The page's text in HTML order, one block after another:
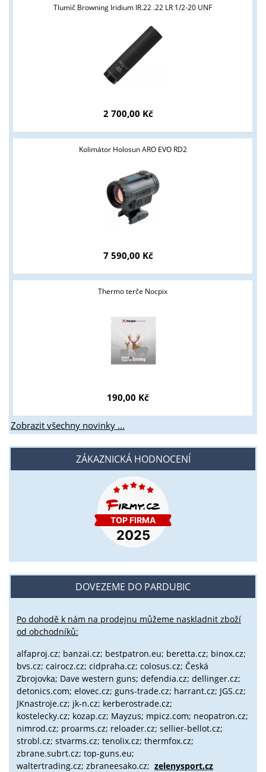
Tlumič Browning Iridium IR.22 .22 LR 1/2-20 UNF
2 700,00 Kč
Kolimátor Holosun ARO EVO RD2
7 590,00 Kč
Thermo terče Nocpix
190,00 Kč
Zobrazit všechny novinky ...
ZÁKAZNICKÁ HODNOCENÍ
DOVEZEME DO PARDUBIC
Po dohodě k nám na prodejnu můžeme naskladnit zboží
od obchodníků:
alfaproj.cz; banzai.cz; bestpatron.eu; beretta.cz; binox.cz;
bvs.cz; cairocz.cz; cidpraha.cz; colosus.cz; Česká
Zbrojovka; Dave western guns; defendia.cz; dellinger.cz;
detonics.com; elovec.cz; guns-trade.cz; harrant.cz; JGS.cz;
JKnastroje.cz; jk-n.cz; kerberostrade.cz;
kostelecky.cz; kozap.cz; Mayzus; mpicz.com; neopatron.cz;
nimrod.cz; proarms.cz; reloader.cz; sellier-bellot.cz;
strobl.cz; stvarms.cz; tenolix.cz; thermfox.cz;
zbrane.subrt.cz; top-guns.eu;
waltertrading.cz; zbraneesako.cz; zelenysport.cz
Tyto stránky jsou určeny pouze odborné veřejnosti od 18 let a
podnikatelům v oblasti zbraně a střelivo. Splňujete tyto
podmínky?
ANO NE